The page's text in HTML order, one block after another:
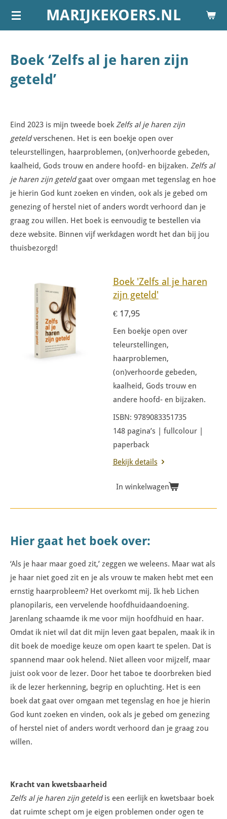
Ga
hoofdinhoud
MARIJKEKOERS.NL
Boek ‘Zelfs al je haren zijn
geteld’
Eind 2023 is mijn tweede boek Zelfs al je haren zijn
geteld verschenen. Het is een boekje open over
teleurstellingen, haarproblemen, (on)verhoorde gebeden,
kaalheid, Gods trouw en andere hoofd- en bijzaken. Zelfs al
je haren zijn geteldgaat over omgaan met tegenslag en hoe
je hierin God kunt zoeken en vinden, ook als je gebed om
genezing of herstel niet of anders wordt verhoord dan je
graag zou willen. Het boek is eenvoudig te bestellen via
deze website. Binnen vijf werkdagen wordt het dan bij jou
thuisbezorgd!
Boek 'Zelfs al je haren
zijn geteld'
€ 17,95
Een boekje open over
teleurstellingen,
haarproblemen,
(on)verhoorde gebeden,
kaalheid, Gods trouw en
andere hoofd- en bijzaken.
ISBN: 9789083351735
148 pagina’s | fullcolour |
paperback
Bekijk details
In winkelwagen
Hier gaat het boek over:
‘Als je haar maar goed zit,’ zeggen we weleens. Maar wat als
je haar niet goed zit en je als vrouw te maken hebt met een
ernstig haarprobleem? Het overkomt mij. Ik heb Lichen
planopilaris, een vervelende hoofdhuidaandoening.
Jarenlang schaamde ik me voor mijn hoofdhuid en haar.
Omdat ik niet wil dat dit mijn leven gaat bepalen, maak ik in
dit boek de moedige keuze om open kaart te spelen. Dat is
spannend maar ook helend. Niet alleen voor mijzelf, maar
juist ook voor de lezer. Door het taboe te doorbreken bied
ik de lezer herkenning, begrip en opluchting. Het is een
boek dat gaat over omgaan met tegenslag en hoe je hierin
God kunt zoeken en vinden, ook als je gebed om genezing
of herstel niet of anders wordt verhoord dan je graag zou
willen.
Kracht van kwetsbaarheid
Zelfs al je haren zijn geteldis een eerlijk en kwetsbaar boek
dat ruimte schept om je eigen problemen onder ogen te